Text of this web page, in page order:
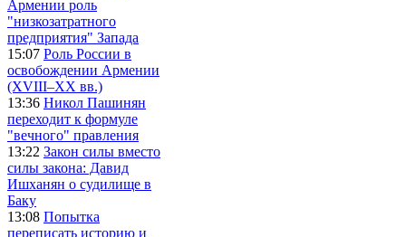
Армении роль
"низкозатратного
предприятия" Запада
15:07 Роль России в
освобождении Армении
(XVIII–XX вв.)
13:36 Никол Пашинян
переходит к формуле
"вечного" правления
13:22 Закон силы вместо
силы закона: Давид
Ишханян о судилище в
Баку
13:08 Попытка
переписать историю и